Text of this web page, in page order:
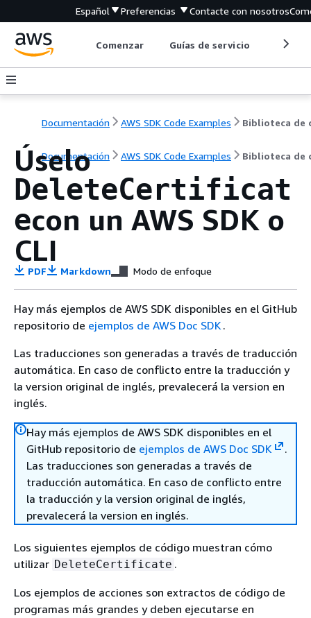
Español Preferencias Contacte con nosotros
Comenzar Guías de servicio
Documentación AWS SDK Code Examples
Documentación AWS SDK Code Examples Biblioteca de
Úselo
DeleteCertificat
econ un AWS SDK o
CLI
PDF Markdown Modo de enfoque
Hay más ejemplos de AWS SDK disponibles en el GitHub
repositorio de ejemplos de AWS Doc SDK.
Las traducciones son generadas a través de traducción
automática. En caso de conflicto entre la traducción y
la version original de inglés, prevalecerá la version en
inglés.
Hay más ejemplos de AWS SDK disponibles en el
GitHub repositorio de ejemplos de AWS Doc SDK
.
Las traducciones son generadas a través de
traducción automática. En caso de conflicto entre
la traducción y la version original de inglés,
prevalecerá la version en inglés.
Los siguientes ejemplos de código muestran cómo
utilizar DeleteCertificate .
Los ejemplos de acciones son extractos de código de
programas más grandes y deben ejecutarse en